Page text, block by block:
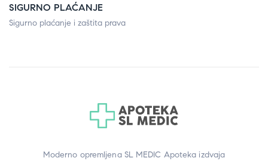
SIGURNO PLAĆANJE
Sigurno plaćanje i zaštita prava
Moderno opremljena SL MEDIC Apoteka izdvaja